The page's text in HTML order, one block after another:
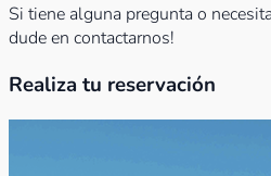
Si tiene alguna pregunta o
dude en contactarnos!
Realiza tu reservación